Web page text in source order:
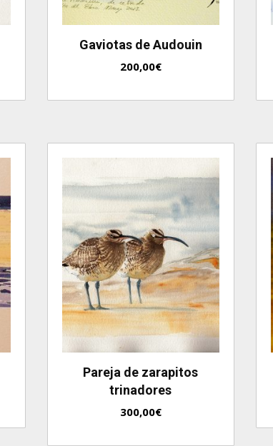
Gaviotas de Audouin
200,00€
Pareja de zarapitos
trinadores
300,00€